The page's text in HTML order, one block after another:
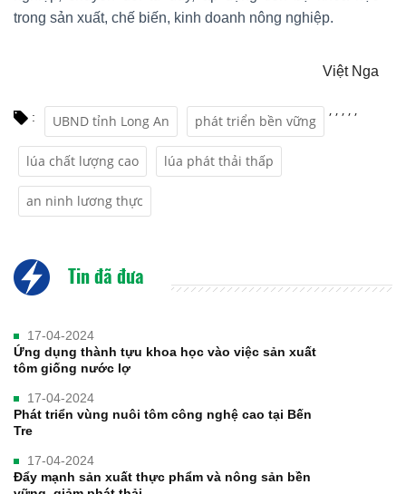
trong sản xuất, chế biến, kinh doanh nông nghiệp.
Việt Nga
: UBND tỉnh Long An
,
phát triển bền vững
,
lúa chất lượng cao
,
lúa phát thải thấp
,
an ninh lương thực
,
Tin đã đưa
17-04-2024
Ứng dụng thành tựu khoa học vào việc sản xuất
tôm giống nước lợ
17-04-2024
Phát triển vùng nuôi tôm công nghệ cao tại Bến
Tre
17-04-2024
Đẩy mạnh sản xuất thực phẩm và nông sản bền